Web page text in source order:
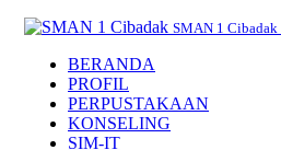
SMAN 1 Cibadak
BERANDA
PROFIL
PERPUSTAKAAN
KONSELING
SIM-IT